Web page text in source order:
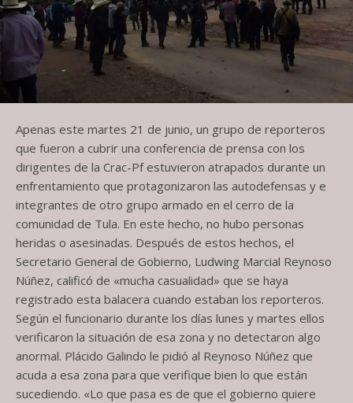
Apenas este martes 21 de junio, un grupo de reporteros
que fueron a cubrir una conferencia de prensa con los
dirigentes de la Crac-Pf estuvieron atrapados durante un
enfrentamiento que protagonizaron las autodefensas y e
integrantes de otro grupo armado en el cerro de la
comunidad de Tula. En este hecho, no hubo personas
heridas o asesinadas. Después de estos hechos, el
Secretario General de Gobierno, Ludwing Marcial Reynoso
Núñez, calificó de «mucha casualidad» que se haya
registrado esta balacera cuando estaban los reporteros.
Según el funcionario durante los días lunes y martes ellos
verificaron la situación de esa zona y no detectaron algo
anormal. Plácido Galindo le pidió al Reynoso Núñez que
acuda a esa zona para que verifique bien lo que están
sucediendo. «Lo que pasa es de que el gobierno quiere